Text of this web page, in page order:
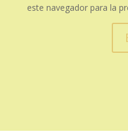
este navegador para la